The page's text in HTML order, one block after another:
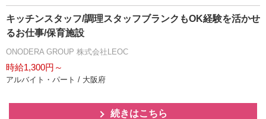
キッチンスタッフ/調理スタッフブランクもOK経験を活かせ
るお仕事/保育施設
ONODERA GROUP 株式会社LEOC
時給1,300円～
アルバイト・パート / 大阪府
続きはこちら